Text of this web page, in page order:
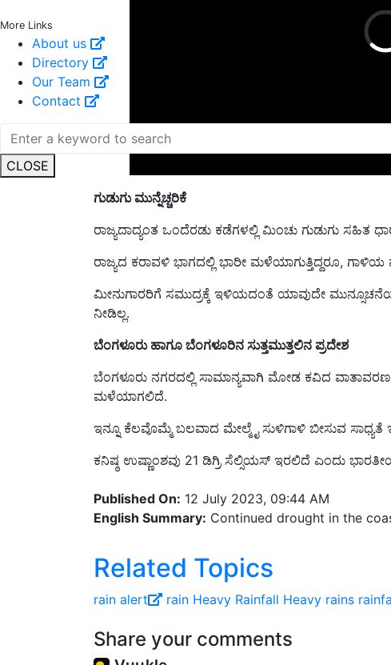
More Links
About us
Directory
Our Team
Contact
CLOSE
ಗುಡುಗು ಮುನ್ನೆಚ್ಚರಿಕೆ
ರಾಜ್ಯದಾದ್ಯಂತ ಒಂದೆರಡು ಕಡೆಗಳಲ್ಲಿ ಮಿಂಚು ಗುಡುಗು ಸಹಿತ
ರಾಜ್ಯದ ಕರಾವಳಿ ಭಾಗದಲ್ಲಿ ಭಾರೀ ಮಳೆಯಾಗುತ್ತಿದ್ದರೂ, ಗಾಳಿಯ
ಮೀನುಗಾರರಿಗೆ ಸಮುದ್ರಕ್ಕೆ ಇಳಿಯದಂತೆ ಯಾವುದೇ
ನೀಡಿಲ್ಲ.
ಬೆಂಗಳೂರು ಹಾಗೂ ಬೆಂಗಳೂರಿನ ಸುತ್ತಮುತ್ತಲಿನ ಪ್ರದೇಶ
ಬೆಂಗಳೂರು ನಗರದಲ್ಲಿ ಸಾಮಾನ್ಯವಾಗಿ ಮೋಡ ಕವಿದ
ಮಳೆಯಾಗಲಿದೆ.
ಕನಿಷ್ಠ ಉಷ್ಣಾಂಶವು 21 ಡಿಗ್ರಿ ಸೆಲ್ಸಿಯಸ್‌ ಇರಲಿದೆ ಎಂದು
English Summary:Continued drought in the
Related Topics
rain alert rain Heavy Rainfall